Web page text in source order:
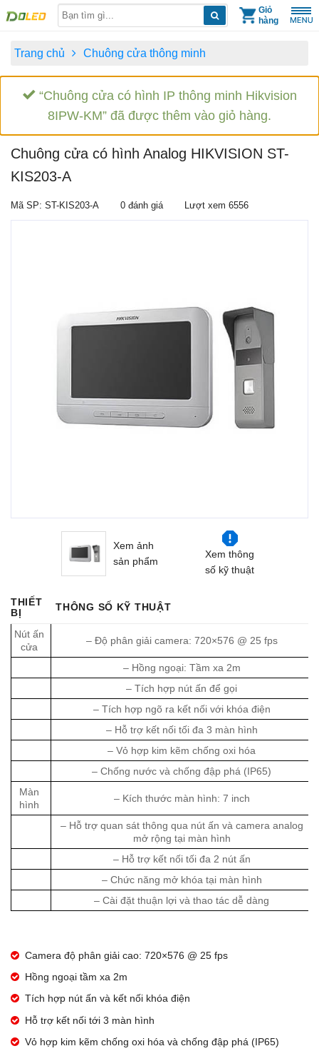
Giỏ
hàng
Trang chủ Chuông cửa thông minh
“Chuông cửa có hình IP thông minh Hikvision
8IPW-KM” đã được thêm vào giỏ hàng.
Chuông cửa có hình Analog HIKVISION ST-
KIS203-A
Mã SP: ST-KIS203-A 0 đánh giá Lượt xem 6556
Xem ảnh
sản phẩm
Xem thông
số kỹ thuật
THIẾT
BỊ
THÔNG SỐ KỸ THUẬT
Nút ấn
cửa
– Độ phân giải camera: 720×576 @ 25 fps
– Hồng ngoại: Tầm xa 2m
– Tích hợp nút ấn để gọi
– Tích hợp ngõ ra kết nối với khóa điện
– Hỗ trợ kết nối tối đa 3 màn hình
– Vỏ hợp kim kẽm chống oxi hóa
– Chống nước và chống đập phá (IP65)
Màn
hình
– Kích thước màn hình: 7 inch
– Hỗ trợ quan sát thông qua nút ấn và camera analog
mở rộng tại màn hình
– Hỗ trợ kết nối tối đa 2 nút ấn
– Chức năng mở khóa tại màn hình
– Cài đặt thuận lợi và thao tác dễ dàng
Camera độ phân giải cao: 720×576 @ 25 fps
Hồng ngoại tầm xa 2m
Tích hợp nút ấn và kết nối khóa điện
Hỗ trợ kết nối tới 3 màn hình
Vỏ hợp kim kẽm chống oxi hóa và chống đập phá (IP65)